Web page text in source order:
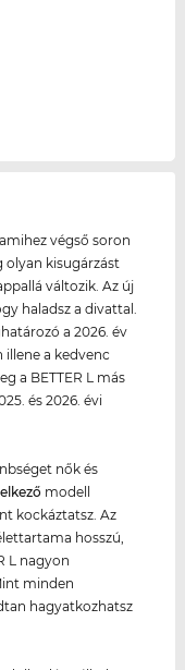
végső soron
olyan kisugárzást
változik. Az új
haladsz a divattal.
a 2026. év
illene a kedvenc
a BETTER L más
és 2026. évi
nők és
modell
kockáztatsz. Az
hosszú,
L nagyon
minden
hagyatkozhatsz